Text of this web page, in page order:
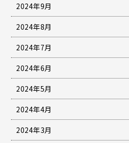
2024年9月
2024年8月
2024年7月
2024年6月
2024年5月
2024年4月
2024年3月